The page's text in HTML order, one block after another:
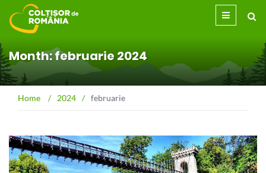
Month: februarie 2024
Home / 2024 / februarie